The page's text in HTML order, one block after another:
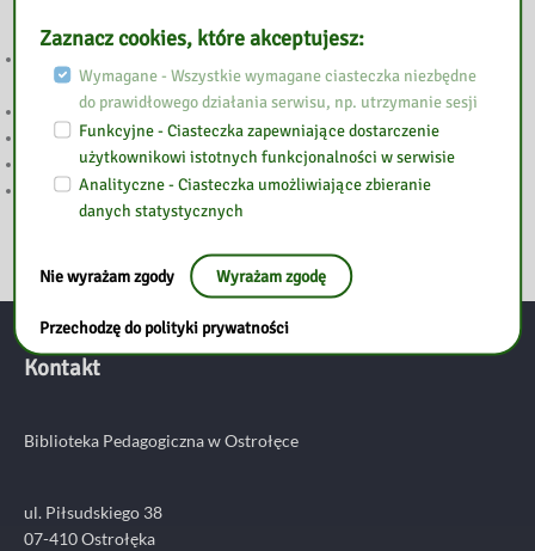
KINA I RODZINNEJ ZABAWY
SIERPNIOWE KODY DO LEGIMI i EMPIK GO
Głosowanie w 7. edycji Budżetu Obywatelskiego Mazowsza
WAKACJI Z BIBLIOTEKĄ CIĄG DALSZY
WAKACJE Z BIBLIOTEKĄ
Kontakt
Biblioteka Pedagogiczna w Ostrołęce
ul. Piłsudskiego 38
07-410 Ostrołęka
Zaznacz cookies, które akceptujesz:
Wymagane - Wszystkie wymagane ciasteczka niezbędne
do prawidłowego działania serwisu, np. utrzymanie sesji
Funkcyjne - Ciasteczka zapewniające dostarczenie
użytkownikowi istotnych funkcjonalności w serwisie
Analityczne - Ciasteczka umożliwiające zbieranie
danych statystycznych
Nie wyrażam zgody Wyrażam zgodę
Przechodzę do polityki prywatności